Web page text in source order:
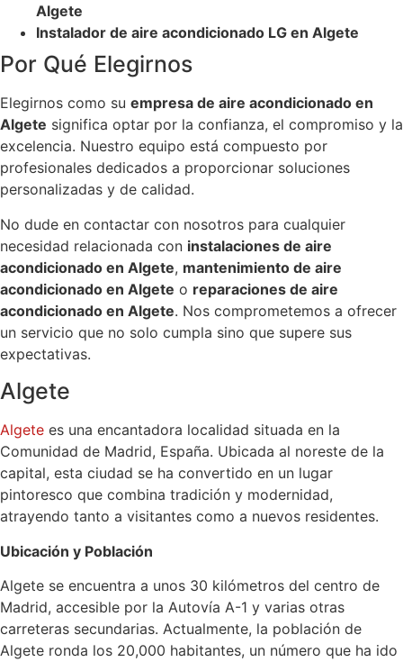
Algete
Instalador de aire acondicionado LG en Algete
Por Qué Elegirnos
Elegirnos como su empresa de aire acondicionado en
Algete significa optar por la confianza, el compromiso y la
excelencia. Nuestro equipo está compuesto por
profesionales dedicados a proporcionar soluciones
personalizadas y de calidad.
No dude en contactar con nosotros para cualquier
necesidad relacionada con instalaciones de aire
acondicionado en Algete, mantenimiento de aire
acondicionado en Algete o reparaciones de aire
acondicionado en Algete. Nos comprometemos a ofrecer
un servicio que no solo cumpla sino que supere sus
expectativas.
Algete
Algete es una encantadora localidad situada en la
Comunidad de Madrid, España. Ubicada al noreste de la
capital, esta ciudad se ha convertido en un lugar
pintoresco que combina tradición y modernidad,
atrayendo tanto a visitantes como a nuevos residentes.
Ubicación y Población
Algete se encuentra a unos 30 kilómetros del centro de
Madrid, accesible por la Autovía A-1 y varias otras
carreteras secundarias. Actualmente, la población de
Algete ronda los 20,000 habitantes, un número que ha ido